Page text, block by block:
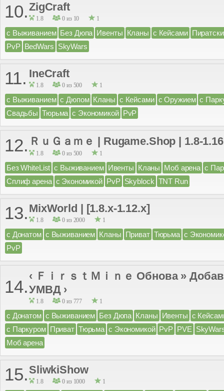
10.ZigCraft
1.8 0 из 10 1
с Выживанием Без Дюпа Ивенты Кланы с Кейсами
PvP BedWars SkyWars
11. IneCraft
1.8 0 из 500 1
с Выживанием с Дюпом Кланы с Кейсами с Оружием с
Свадьбы Тюрьма с Экономикой PvP
12. ＲｕＧａｍｅ | Rugame.Shop | 1.8-
1.8 0 из 500 1
Без WhiteList с Выживанием Ивенты Кланы Моб арена с
Сплиф арена с Экономикой PvP Skyblock TNT Run
13. MixWorld | [1.8.x-1.12.x]
1.8 0 из 2000 1
с Донатом с Выживанием Кланы Приват Тюрьма с
PvP
14.
‹ ＦｉｒｓｔＭｉｎｅ Обнова »
УМВД ›
1.8 0 из 777 1
с Донатом с Выживанием Без Дюпа Кланы Ивенты с
с Паркуром Приват Тюрьма с Экономикой PvP PVE
Моб арена
15. SliwkiShow
1.8 0 из 1000 1